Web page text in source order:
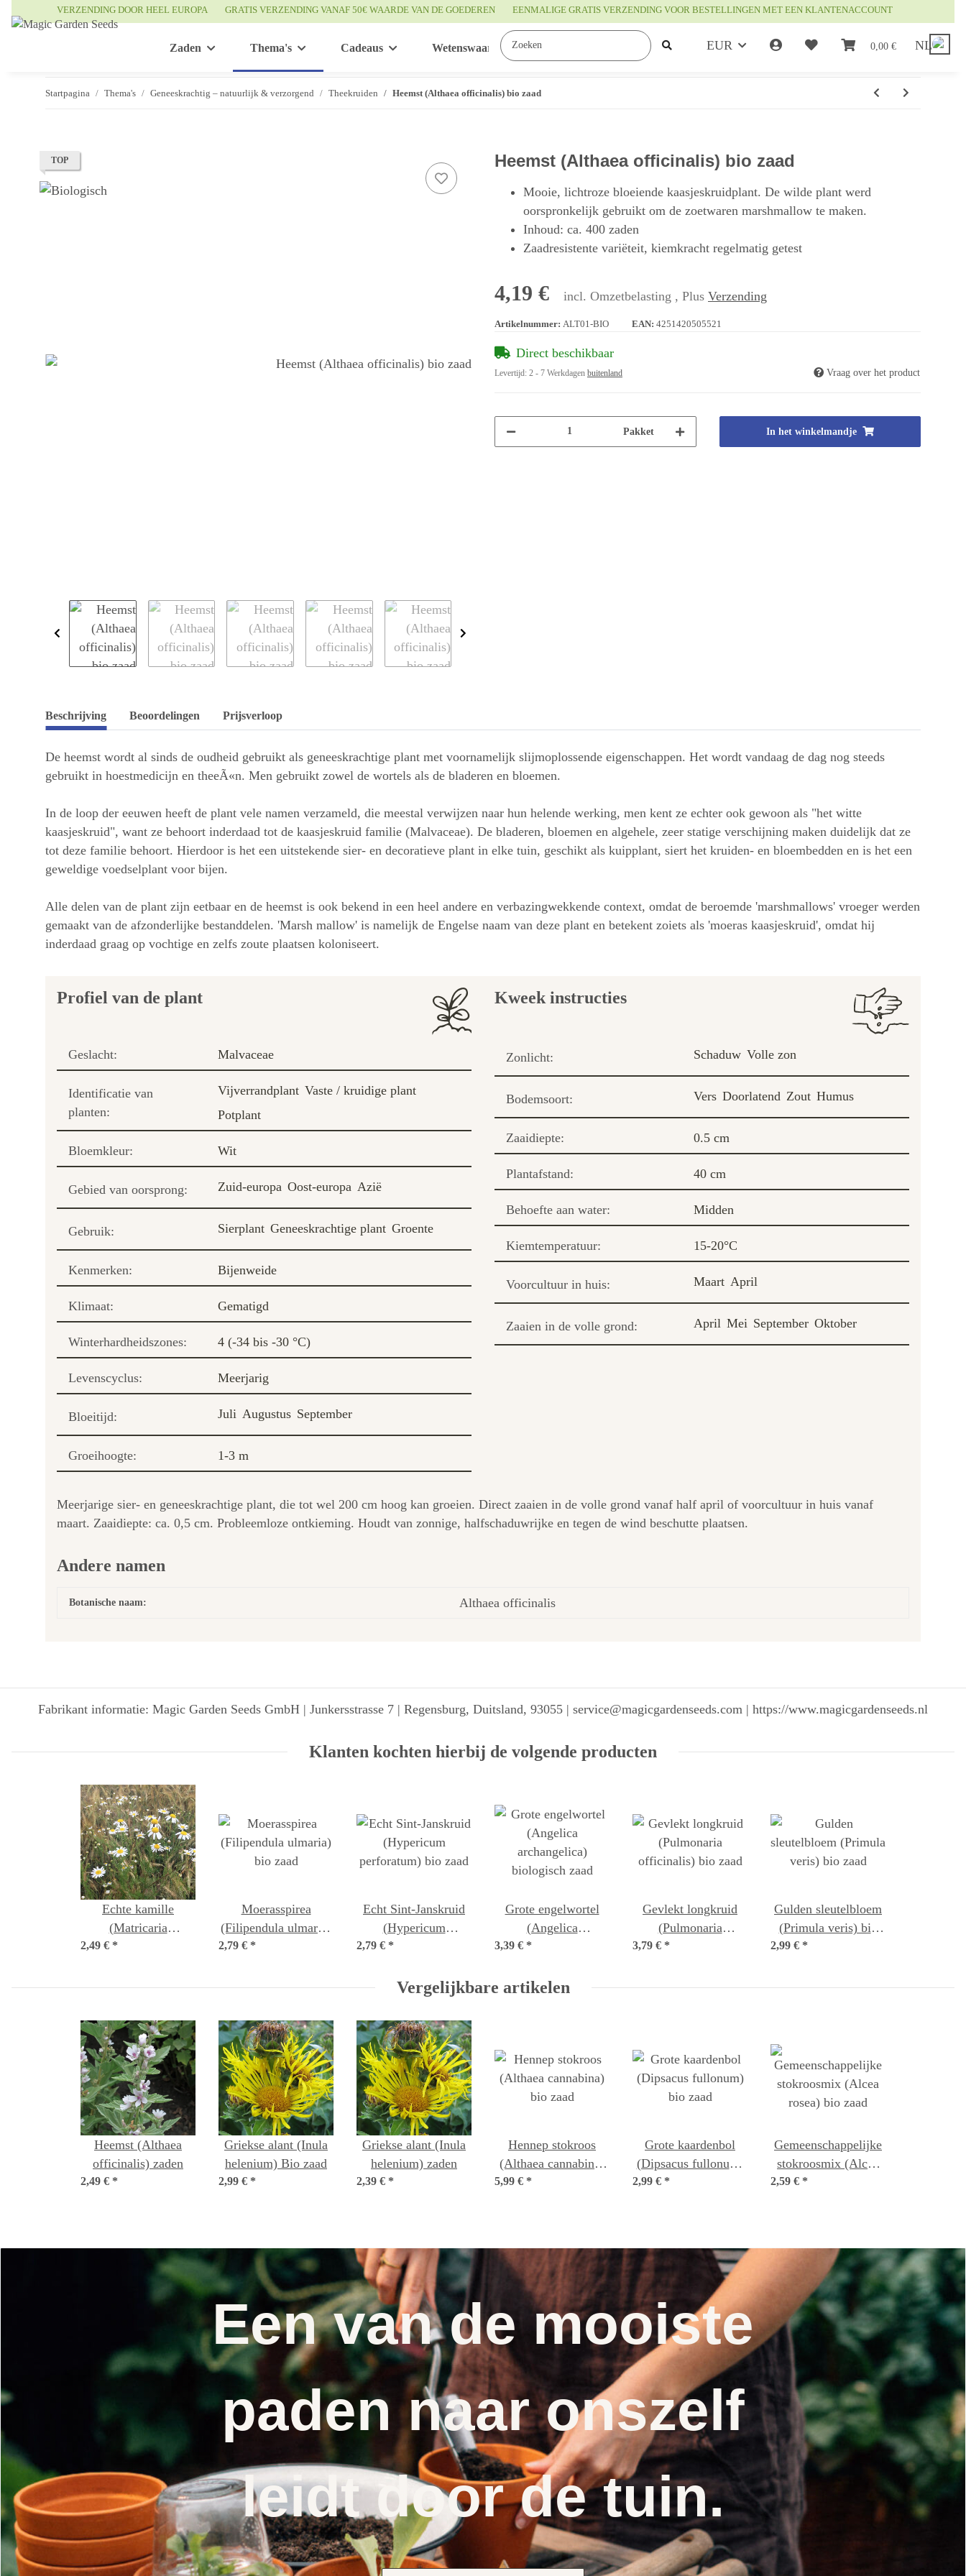
VERZENDING DOOR HEEL EUROPA GRATIS VERZENDING VANAF 50€ WAARDE VAN DE GOEDEREN EENMALIGE GRATIS VERZENDING VOOR BESTELLINGEN MET EEN KLANTENACCOUNT
EUR 0,00 € NL
Zaden Thema's Cadeaus Wetenswaardigheden
Startpagina Thema's Geneeskrachtig – natuurlijk & verzorgend Theekruiden Heemst (Althaea officinalis) bio zaad
TOP Heemst (Althaea officinalis) bio zaad
Mooie, lichtroze bloeiende kaasjeskruidplant. De wilde plant werd
oorspronkelijk gebruikt om de zoetwaren marshmallow te maken.
Inhoud: ca. 400 zaden
Zaadresistente variëteit, kiemkracht regelmatig getest
4,19 € incl. Omzetbelasting , Plus Verzending
Artikelnummer: ALT01-BIO EAN: 4251420505521
Direct beschikbaar
Levertijd: 2 - 7 Werkdagen buitenland Vraag over het product
Pakket In het winkelmandje
Beschrijving Beoordelingen Prijsverloop
De heemst wordt al sinds de oudheid gebruikt als geneeskrachtige plant met voornamelijk slijmoplossende eigenschappen. Het wordt vandaag de dag nog steeds
gebruikt in hoestmedicijn en theeÃ«n. Men gebruikt zowel de wortels als de bladeren en bloemen.
In de loop der eeuwen heeft de plant vele namen verzameld, die meestal verwijzen naar hun helende werking, men kent ze echter ook gewoon als "het witte
kaasjeskruid", want ze behoort inderdaad tot de kaasjeskruid familie (Malvaceae). De bladeren, bloemen en algehele, zeer statige verschijning maken duidelijk dat ze
tot deze familie behoort. Hierdoor is het een uitstekende sier- en decoratieve plant in elke tuin, geschikt als kuipplant, siert het kruiden- en bloembedden en is het een
geweldige voedselplant voor bijen.
Alle delen van de plant zijn eetbaar en de heemst is ook bekend in een heel andere en verbazingwekkende context, omdat de beroemde 'marshmallows' vroeger werden
gemaakt van de afzonderlijke bestanddelen. 'Marsh mallow' is namelijk de Engelse naam van deze plant en betekent zoiets als 'moeras kaasjeskruid', omdat hij
inderdaad graag op vochtige en zelfs zoute plaatsen koloniseert.
Profiel van de plant
Geslacht: Malvaceae
Identificatie van
planten:
Vijverrandplant Vaste / kruidige plant
Potplant
Bloemkleur: Wit
Gebied van oorsprong: Zuid-europa Oost-europa Azië
Gebruik: Sierplant Geneeskrachtige plant Groente
Kenmerken: Bijenweide
Klimaat: Gematigd
Winterhardheidszones: 4 (-34 bis -30 °C)
Levenscyclus: Meerjarig
Bloeitijd: Juli Augustus September
Groeihoogte: 1-3 m
Kweek instructies
Zonlicht: Schaduw Volle zon
Bodemsoort: Vers Doorlatend Zout Humus
Zaaidiepte: 0.5 cm
Plantafstand: 40 cm
Behoefte aan water: Midden
Kiemtemperatuur: 15-20°C
Voorcultuur in huis: Maart April
Zaaien in de volle grond: April Mei September Oktober
Meerjarige sier- en geneeskrachtige plant, die tot wel 200 cm hoog kan groeien. Direct zaaien in de volle grond vanaf half april of voorcultuur in huis vanaf
maart. Zaaidiepte: ca. 0,5 cm. Probleemloze ontkieming. Houdt van zonnige, halfschaduwrijke en tegen de wind beschutte plaatsen.
Andere namen
Botanische naam: Althaea officinalis
Fabrikant informatie: Magic Garden Seeds GmbH | Junkersstrasse 7 | Regensburg, Duitsland, 93055 | service@magicgardenseeds.com | https://www.magicgardenseeds.nl
Klanten kochten hierbij de volgende producten
Echte kamille
(Matricaria
chamomilla) bio zaad
2,49 € *
Moerasspirea
(Filipendula ulmaria)
bio zaad
2,79 € *
Echt Sint-Janskruid
(Hypericum
perforatum) bio zaad
2,79 € *
Grote engelwortel
(Angelica
archangelica)
3,39 € *
Gevlekt longkruid
(Pulmonaria
officinalis) bio zaad
3,79 € *
Gulden sleutelbloem
(Primula veris) bio
2,99 € *
Vergelijkbare artikelen
Heemst (Althaea
officinalis) zaden
2,49 € *
Griekse alant (Inula
helenium) Bio zaad
2,99 € *
Griekse alant (Inula
helenium) zaden
2,39 € *
Hennep stokroos
(Althaea cannabina)
bio zaad
5,99 € *
Grote kaardenbol
(Dipsacus fullonum)
bio zaad
2,99 € *
Gemeenschappelijke
stokroosmix (Alcea
rosea) bio zaad
2,59 € *
Een van de mooiste
paden naar onszelf
leidt door de tuin.